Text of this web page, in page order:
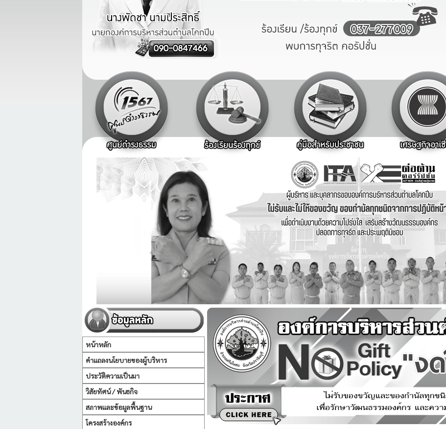
หน้าหลัก
คำแถลงนโยบายของผู้บริหาร
ประวัติความเป็นมา
วิสัยทัศน์ / พันธกิจ
สภาพและข้อมูลพื้นฐาน
โครงสร้างองค์กร